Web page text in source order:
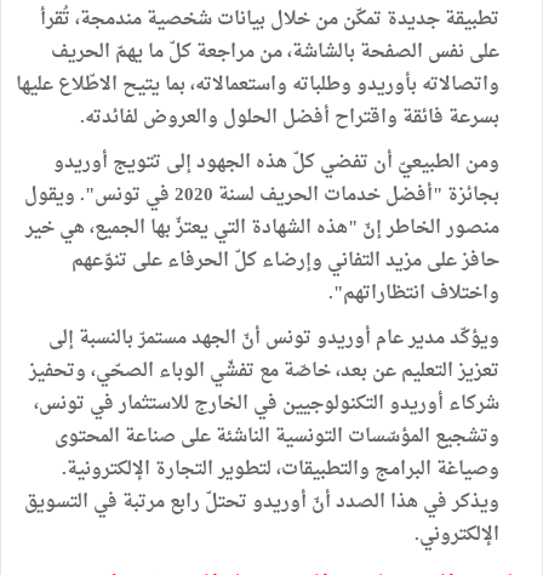
تطبيقة جديدة تمكّن من خلال بيانات شخصية مندمجة، تُقرأ
على نفس الصفحة بالشاشة، من مراجعة كلّ ما يهمّ الحريف
واتصالاته بأوريدو وطلباته واستعمالاته، بما يتيح الاطّلاع عليها
بسرعة فائقة واقتراح أفضل الحلول والعروض لفائدته.
ومن الطبيعيّ أن تفضي كلّ هذه الجهود إلى تتويج أوريدو
بجائزة "أفضل خدمات الحريف لسنة 2020 في تونس". ويقول
منصور الخاطر إنّ "هذه الشهادة التي يعتزّ بها الجميع، هي خير
حافز على مزيد التفاني وإرضاء كلّ الحرفاء على تنوّعهم
واختلاف انتظاراتهم".
ويؤكّد مدير عام أوريدو تونس أنّ الجهد مستمرّ بالنسبة إلى
تعزيز التعليم عن بعد، خاصّة مع تفشّي الوباء الصحّي، وتحفيز
شركاء أوريدو التكنولوجيين في الخارج للاستثمار في تونس،
وتشجيع المؤسّسات التونسية الناشئة على صناعة المحتوى
وصياغة البرامج والتطبيقات، لتطوير التجارة الإلكترونية.
ويذكر في هذا الصدد أنّ أوريدو تحتلّ رابع مرتبة في التسويق
الإلكتروني.